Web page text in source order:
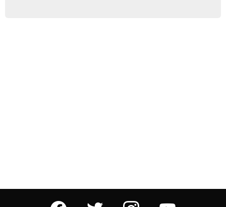
facebook twitter instagram